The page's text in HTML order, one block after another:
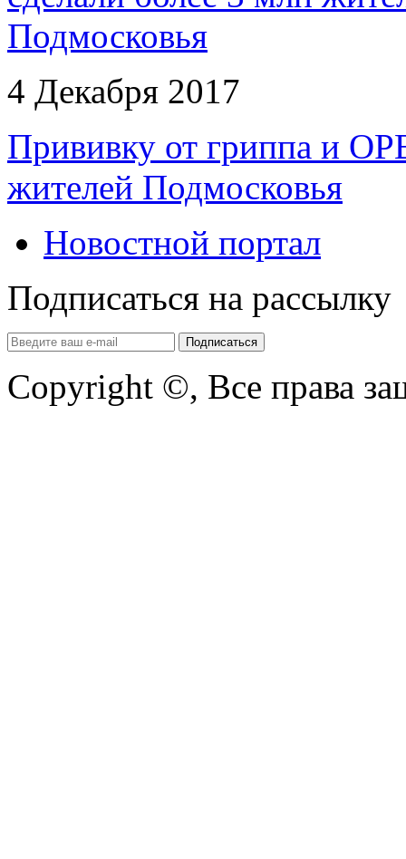
4 Декабря 2017
Прививку от гриппа и
жителей Подмосковья
Новостной портал
Подписаться на рассылку
Copyright ©, Все права